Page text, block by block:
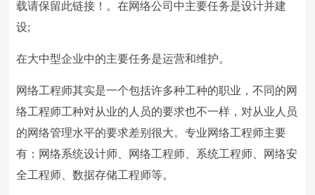
载请保留此链接！。在网络公司中主要任务是设计并建
设;
在大中型企业中的主要任务是运营和维护。
网络工程师其实是一个包括许多种工种的职业，不同的网
络工程师工种对从业的人员的要求也不一样，对从业人员
的网络管理水平的要求差别很大。专业网络工程师主要
有：网络系统设计师、网络工程师、系统工程师、网络安
全工程师、数据存储工程师等。